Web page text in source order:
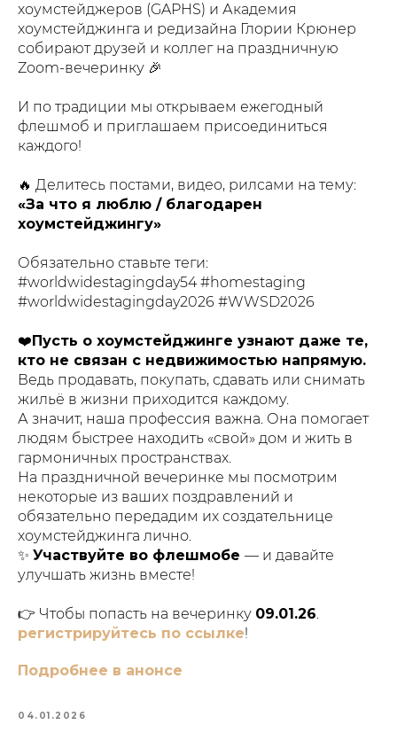
хоумстейджеров (GAPHS) и Академия
хоумстейджинга и редизайна Глории Крюнер
собирают друзей и коллег на праздничную
Zoom-вечеринку 🎉
И по традиции мы открываем ежегодный
флешмоб и приглашаем присоединиться
каждого!
🔥 Делитесь постами, видео, рилсами на тему:
«За что я люблю / благодарен
хоумстейджингу»
Обязательно ставьте теги:
#worldwidestagingday54 #homestaging
#worldwidestagingday2026 #WWSD2026
❤️Пусть о хоумстейджинге узнают даже те,
кто не связан с недвижимостью напрямую.
Ведь продавать, покупать, сдавать или снимать
жильё в жизни приходится каждому.
А значит, наша профессия важна. Она помогает
людям быстрее находить «свой» дом и жить в
гармоничных пространствах.
На праздничной вечеринке мы посмотрим
некоторые из ваших поздравлений и
обязательно передадим их создательнице
хоумстейджинга лично.
✨ Участвуйте во флешмобе — и давайте
улучшать жизнь вместе!
👉 Чтобы попасть на вечеринку 09.01.26.
регистрируйтесь по ссылке!
Подробнее в анонсе
04.01.2026